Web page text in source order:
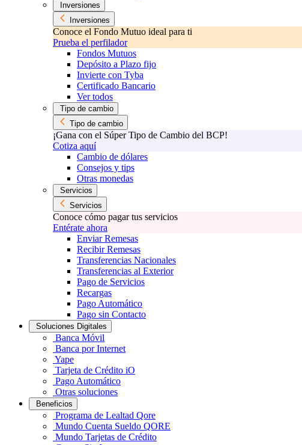
Inversiones
Inversiones
Conoce el Fondo Mutuo ideal para ti
Prueba el perfilador
Fondos Mutuos
Depósito a Plazo fijo
Invierte con Tyba
Certificado Bancario
Ver todos
Tipo de cambio
Tipo de cambio
¡Gana con el Súper Tipo de Cambio del BCP!
Cotiza aquí
Cambio de dólares
Consejos y tips
Otras monedas
Servicios
Servicios
Conoce cómo pagar tus servicios
Entérate ahora
Enviar Remesas
Recibir Remesas
Transferencias Nacionales
Transferencias al Exterior
Pago de Servicios
Recargas
Pago Automático
Pago sin Contacto
Soluciones Digitales
Banca Móvil
Banca por Internet
Yape
Tarjeta de Crédito iO
Pago Automático
Otras soluciones
Beneficios
Programa de Lealtad Qore
Mundo Cuenta Sueldo QORE
Mundo Tarjetas de Crédito